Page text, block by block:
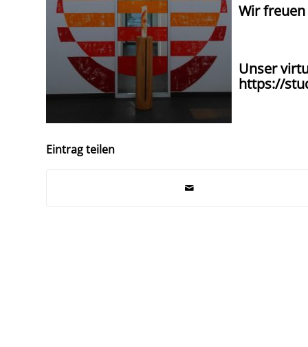
Wir
Unser
https://
Eintrag teilen